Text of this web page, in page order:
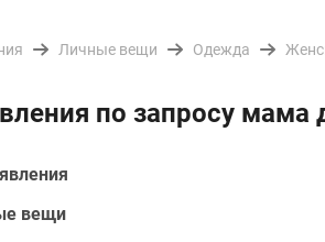
Личные вещи Одежда
по запросу
вещи